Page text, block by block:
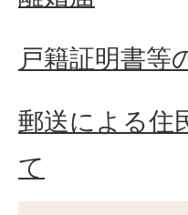
戸籍証明書等
郵送による住
て